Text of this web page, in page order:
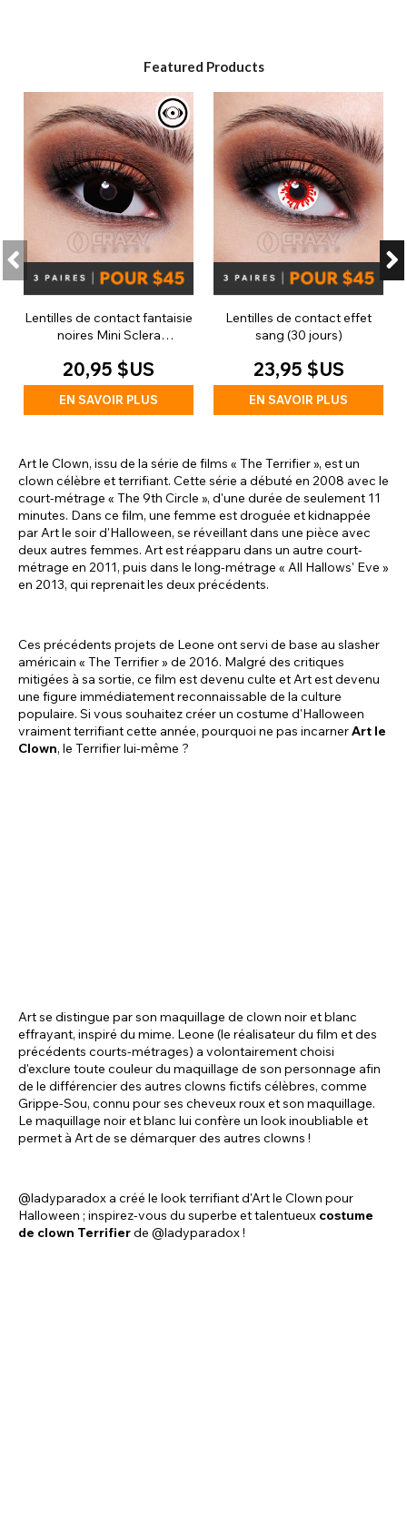
Featured Products
Lentilles de contact fantaisie
noires Mini Sclera
20,95 $US
EN SAVOIR PLUS
Lentilles de contact effet
sang (30 jours)
23,95 $US
EN SAVOIR PLUS
Art le Clown, issu de la série de films « The Terrifier », est un
clown célèbre et terrifiant. Cette série a débuté en 2008 avec le
court-métrage « The 9th Circle », d'une durée de seulement 11
minutes. Dans ce film, une femme est droguée et kidnappée
par Art le soir d'Halloween, se réveillant dans une pièce avec
deux autres femmes. Art est réapparu dans un autre court-
métrage en 2011, puis dans le long-métrage « All Hallows' Eve »
en 2013, qui reprenait les deux précédents.
Ces précédents projets de Leone ont servi de base au slasher
américain « The Terrifier » de 2016. Malgré des critiques
mitigées à sa sortie, ce film est devenu culte et Art est devenu
une figure immédiatement reconnaissable de la culture
populaire. Si vous souhaitez créer un costume d'Halloween
vraiment terrifiant cette année, pourquoi ne pas incarnerArt le
Clown, le Terrifier lui-même ?
Art se distingue par son maquillage de clown noir et blanc
effrayant, inspiré du mime. Leone (le réalisateur du film et des
précédents courts-métrages) a volontairement choisi
d'exclure toute couleur du maquillage de son personnage afin
de le différencier des autres clowns fictifs célèbres, comme
Grippe-Sou, connu pour ses cheveux roux et son maquillage.
Le maquillage noir et blanc lui confère un look inoubliable et
permet à Art de se démarquer des autres clowns !
@ladyparadox a créé le look terrifiant d'Art le Clown pour
Halloween ; inspirez-vous du superbe et talentueux costume
de clown Terrifierde @ladyparadox !